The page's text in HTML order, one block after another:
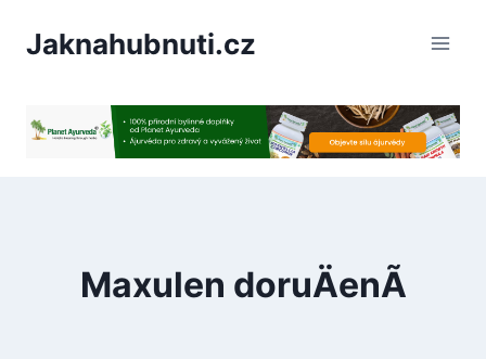
Jaknahubnuti.cz
Maxulen doruÄenÃ­